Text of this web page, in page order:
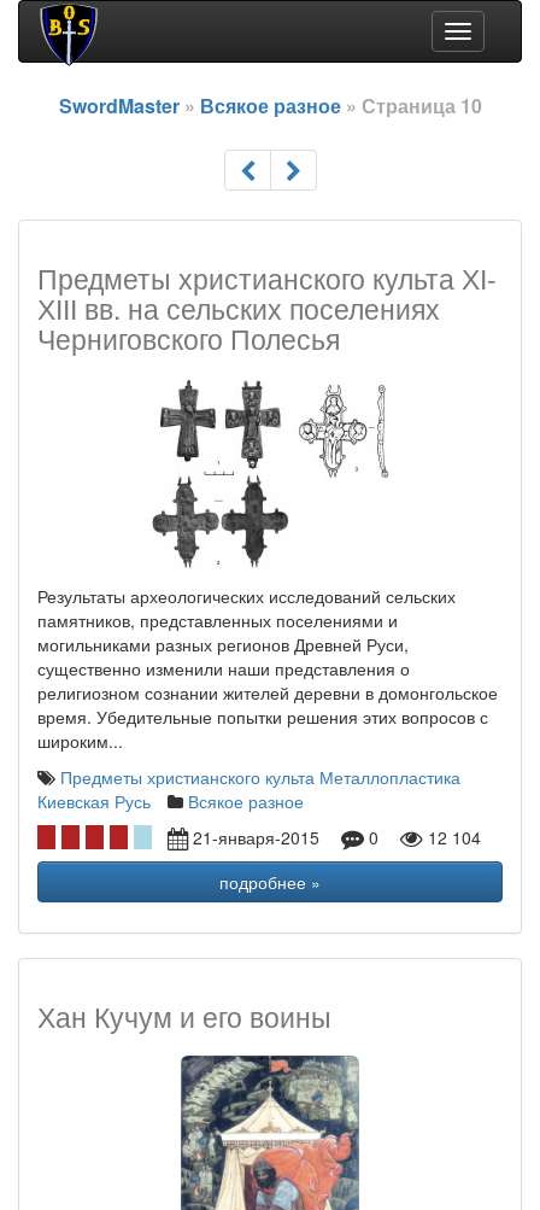
Toggle
navigation
SwordMaster» Всякое разное» Страница 10
Предметы христианского культа ХІ-
ХІІІ вв. на сельских поселениях
Черниговского Полесья
Результаты археологических исследований сельских
памятников, представленных поселениями и
могильниками разных регионов Древней Руси,
существенно изменили наши представления о
религиозном сознании жителей деревни в домонгольское
время. Убедительные попытки решения этих вопросов с
широким...
Предметы христианского культа Металлопластика
Киевская Русь
Всякое разное
21-января-2015
0
12 104
подробнее »
Хан Кучум и его воины